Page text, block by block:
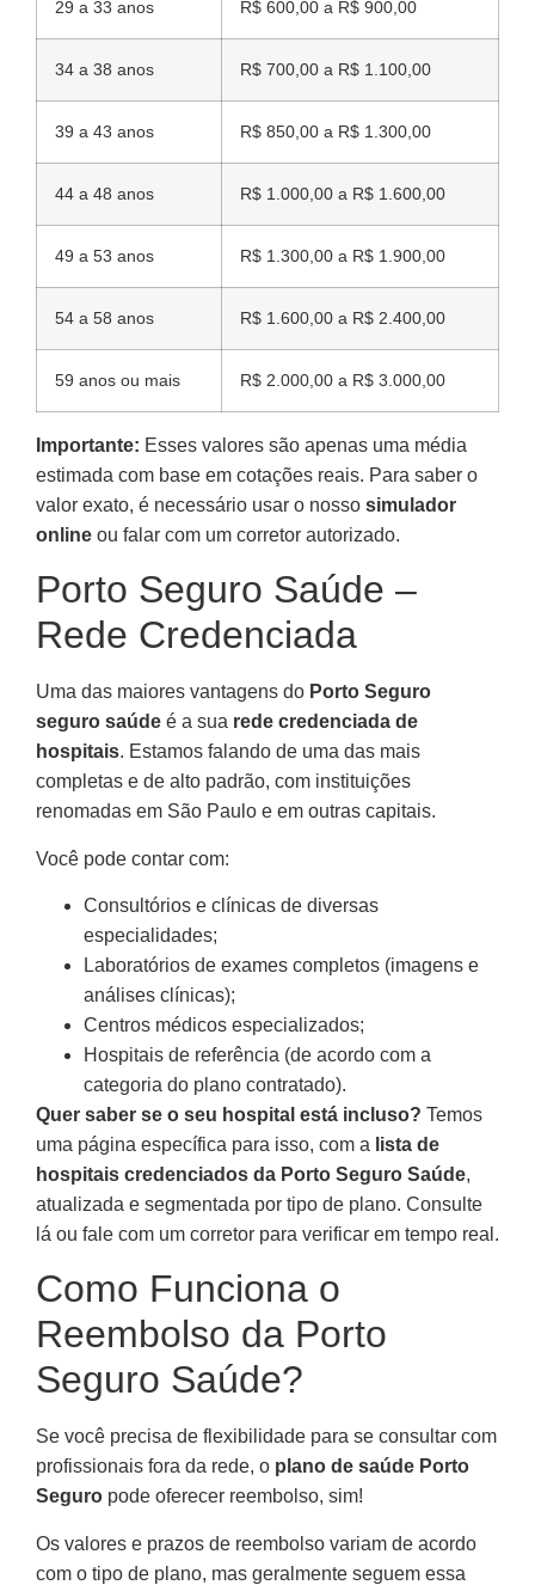
29 a 33 anos R$ 600,00 a R$ 900,00
34 a 38 anos R$ 700,00 a R$ 1.100,00
39 a 43 anos R$ 850,00 a R$ 1.300,00
44 a 48 anos R$ 1.000,00 a R$ 1.600,00
49 a 53 anos R$ 1.300,00 a R$ 1.900,00
54 a 58 anos R$ 1.600,00 a R$ 2.400,00
59 anos ou mais R$ 2.000,00 a R$ 3.000,00
Importante: Esses valores são apenas uma média
estimada com base em cotações reais. Para saber o
valor exato, é necessário usar o nosso simulador
online ou falar com um corretor autorizado.
Porto Seguro Saúde –
Rede Credenciada
Uma das maiores vantagens do Porto Seguro
seguro saúde é a sua rede credenciada de
hospitais. Estamos falando de uma das mais
completas e de alto padrão, com instituições
renomadas em São Paulo e em outras capitais.
Você pode contar com:
Consultórios e clínicas de diversas
especialidades;
Laboratórios de exames completos (imagens e
análises clínicas);
Centros médicos especializados;
Hospitais de referência (de acordo com a
categoria do plano contratado).
Quer saber se o seu hospital está incluso? Temos
uma página específica para isso, com a lista de
hospitais credenciados da Porto Seguro Saúde,
atualizada e segmentada por tipo de plano. Consulte
lá ou fale com um corretor para verificar em tempo real.
Como Funciona o
Reembolso da Porto
Seguro Saúde?
Se você precisa de flexibilidade para se consultar com
profissionais fora da rede, o plano de saúde Porto
Seguro pode oferecer reembolso, sim!
Os valores e prazos de reembolso variam de acordo
com o tipo de plano, mas geralmente seguem essa